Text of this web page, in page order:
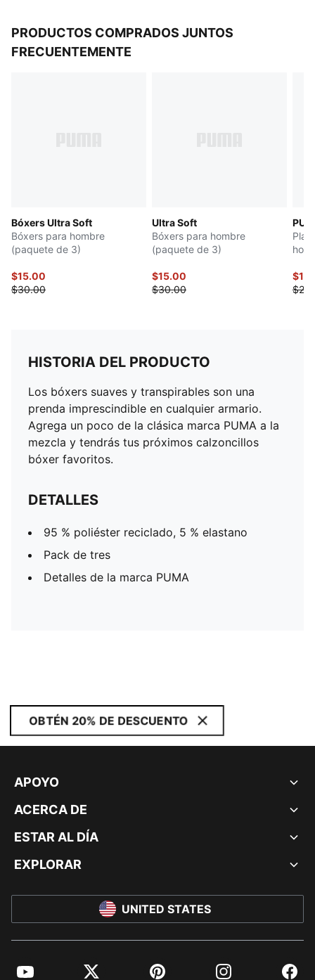
PRODUCTOS COMPRADOS JUNTOS
FRECUENTEMENTE
Bóxers Ultra Soft
Bóxers para hombre
(paquete de 3)
$15.00
$30.00
Ultra Soft
Bóxers para hombre
(paquete de 3)
$15.00
$30.00
HISTORIA DEL PRODUCTO
Los bóxers suaves y transpirables son una
prenda imprescindible en cualquier armario.
Agrega un poco de la clásica marca PUMA a la
mezcla y tendrás tus próximos calzoncillos
bóxer favoritos.
DETALLES
95 % poliéster reciclado, 5 % elastano
Pack de tres
Detalles de la marca PUMA
OBTÉN 20% DE DESCUENTO
APOYO
ACERCA DE
ESTAR AL DÍA
EXPLORAR
UNITED STATES
YouTube Twitter Pinterest Instagram